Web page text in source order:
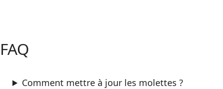
FAQ
Comment mettre à jour les molettes ?